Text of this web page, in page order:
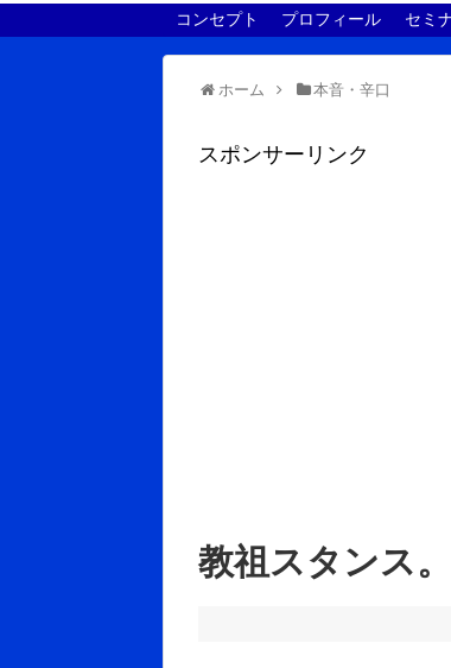
コンセプト プロフィール セミ
ホーム 本音・辛口
スポンサーリンク
教祖スタンス。